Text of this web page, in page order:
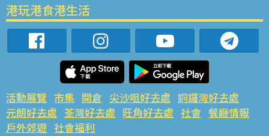
港玩港食港生活
活動展覽 市集 開倉 尖沙咀好去處 銅鑼灣好去處
元朗好去處 荃灣好去處 旺角好去處 社會 餐廳情報
戶外郊遊 社會福利